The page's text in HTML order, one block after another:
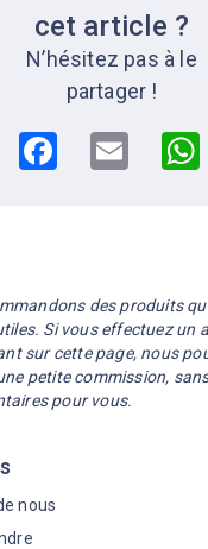
cet article ?
N’hésitez pas à le
partager !
Facebook Email
des produits
Si vous effectuez un
sur cette page, nous
petite commission,
pour vous.
nous